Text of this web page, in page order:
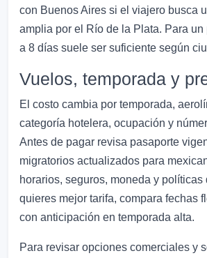
con Buenos Aires si el viajero busca
amplia por el Río de la Plata. Para un
a 8 días suele ser suficiente según
Vuelos, temporada y
El costo cambia por temporada,
categoría hotelera, ocupación y
Antes de pagar revisa pasaporte
migratorios actualizados para
horarios, seguros, moneda y políticas
quieres mejor tarifa, compara fechas
con anticipación en temporada alta.
Para revisar opciones comerciales y